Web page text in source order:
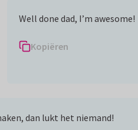
Well done dad, I’m awesome!
Kopiëren
dan lukt het niemand!